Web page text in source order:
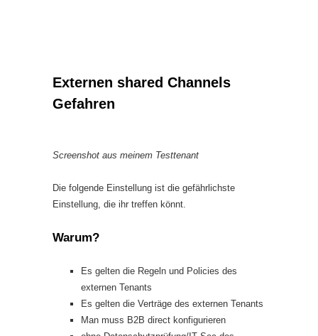
Externen shared Channels
Gefahren
Screenshot aus meinem Testtenant
Die folgende Einstellung ist die gefährlichste
Einstellung, die ihr treffen könnt.
Warum?
Es gelten die Regeln und Policies des
externen Tenants
Es gelten die Verträge des externen Tenants
Man muss B2B direct konfigurieren